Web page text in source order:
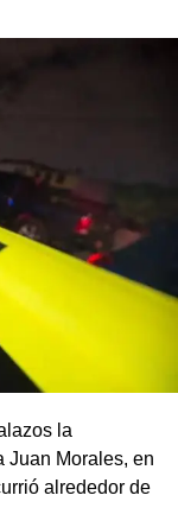
la
Juan Morales, en
alrededor de